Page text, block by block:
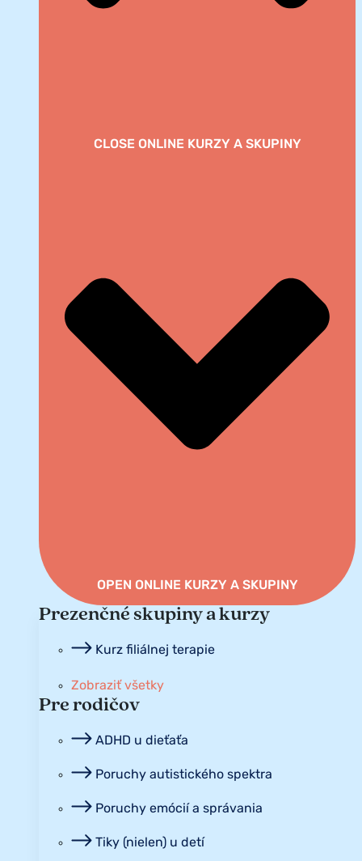
CLOSE ONLINE KURZY A SKUPINY
OPEN ONLINE KURZY A SKUPINY
Prezenčné skupiny a kurzy
Kurz filiálnej terapie
Zobraziť všetky
Pre rodičov
ADHD u dieťaťa
Poruchy autistického spektra
Poruchy emócií a správania
Tiky (nielen) u detí